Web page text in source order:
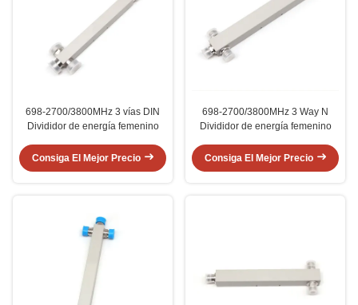
698-2700/3800MHz 3 vías DIN
Divididor de energía femenino
Consiga El Mejor Precio
698-2700/3800MHz 3 Way N
Divididor de energía femenino
Consiga El Mejor Precio